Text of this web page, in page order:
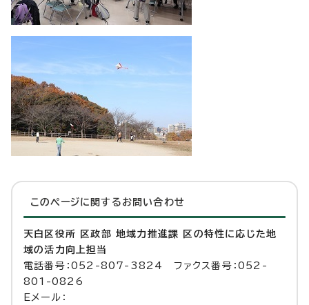
このページに関する お問い合わせ
天白区役所 区政部 地域力推進課 区の特性に応じた地
域の活力向上担当
電話番号：052-807-3824 ファクス番号：052-
801-0826
Eメール：